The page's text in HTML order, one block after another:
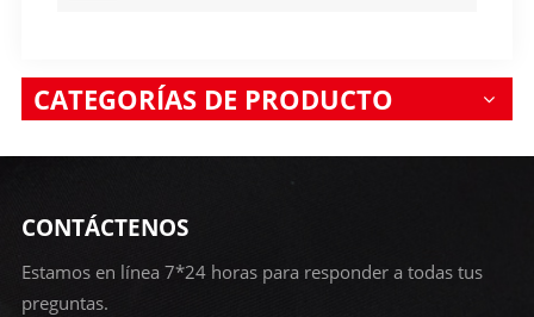
CATEGORÍAS DE PRODUCTO
CONTÁCTENOS
Estamos en línea 7*24 horas para responder a todas tus
preguntas.